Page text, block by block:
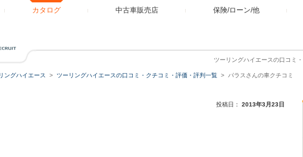
カタログ 中古車販売店 保険/ローン/他
ツーリングハイエースの口コミ
ングハイエース ツーリングハイエースの口コミ・クチコミ・評価・評判一覧 パラスさんの車クチコミ
投稿日： 2013年3月23日